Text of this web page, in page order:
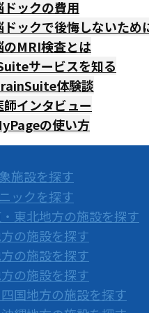
ドックの費用
ドックで後悔しないため
のMRI検査とは
サービスを知る
体験談
師インタビュー
の使い方
施設を探す
ックを探す
東北地方の施設を探す
の施設を探す
の施設を探す
の施設を探す
国地方の施設を探す